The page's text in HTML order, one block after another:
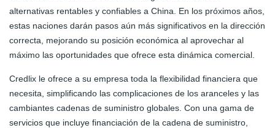
alternativas rentables y confiables a China. En los próximos años,
estas naciones darán pasos aún más significativos en la dirección
correcta, mejorando su posición económica al aprovechar al
máximo las oportunidades que ofrece esta dinámica comercial.
Credlix le ofrece a su empresa toda la flexibilidad financiera que
necesita, simplificando las complicaciones de los aranceles y las
cambiantes cadenas de suministro globales. Con una gama de
servicios que incluye financiación de la cadena de suministro,